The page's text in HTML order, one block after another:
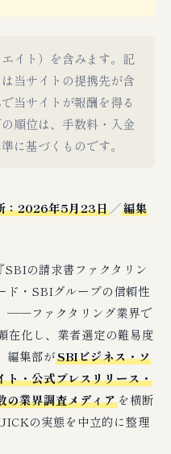
イト）を含みます。記
当サイトの提携先が含
当サイトが報酬を得る
順位は、手数料・入金
に基づくものです。
：2026年5月23日／編集
の請求書ファクタリン
ド・SBIグループの信頼性
──ファクタリング業界で
在化し、業者選定の難易度
編集部がSBIビジネス・ソ
ト・公式プレスリリース・
の業界調査メディアを横断
の実態を中立的に整理